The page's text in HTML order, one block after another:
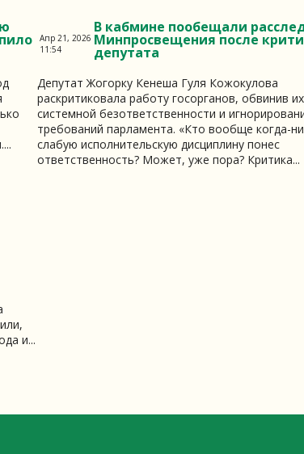
В кабмине пообещали
Минпросвещения после
депутата
Апр 21, 2026
11:54
Депутат Жогорку Кенеша Гуля Кожокулова
раскритиковала работу госорганов, обвинив
системной безответственности и
требований парламента. «Кто вообще когда-
слабую исполнительскую дисциплину понес
ответственность? Может, уже пора? Критика...
и...